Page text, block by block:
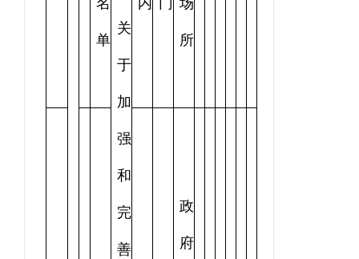
名
单
关
于
加
强
和
完
善
内 门 场
所
政
府